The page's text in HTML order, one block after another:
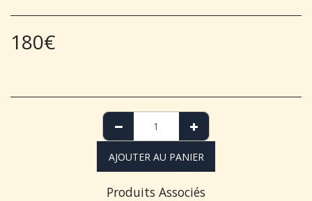
180€
AJOUTER AU PANIER
Produits Associés